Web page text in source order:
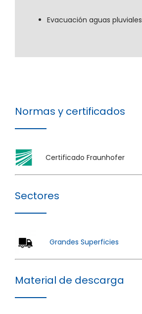
Evacuación aguas pluviales
Normas y certificados
Certificado Fraunhofer
Sectores
Grandes Superficies
Material de descarga